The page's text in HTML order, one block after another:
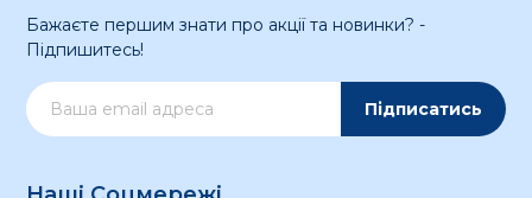
Бажаєте першим знати про акції та новинки? -
Підпишитесь!
Підписатись